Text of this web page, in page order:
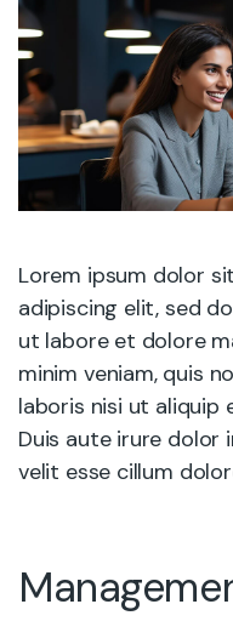
Lorem ipsum dolor
adipiscing elit, sed
ut labore et dolore
minim veniam, quis
laboris nisi ut aliquip
Duis aute irure dolor
velit esse cillum